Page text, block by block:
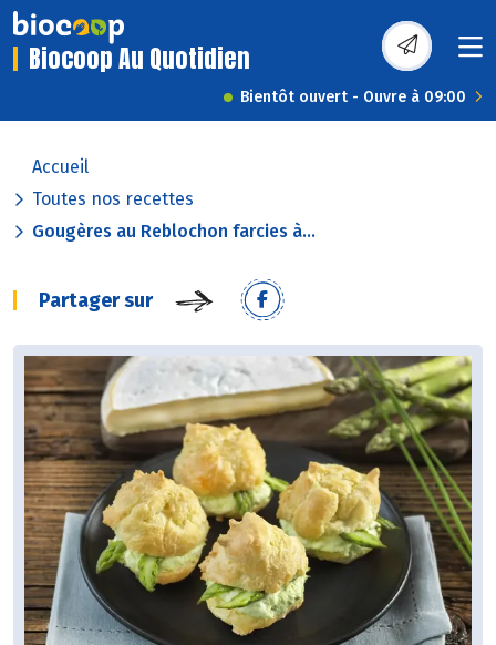
Biocoop Au Quotidien
Bientôt ouvert - Ouvre à 09:00
Accueil
Toutes nos recettes
Gougères au Reblochon farcies à...
Partager sur